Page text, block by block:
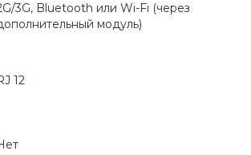
3G, Bluetooth или Wi-Fi (через
модуль)
12